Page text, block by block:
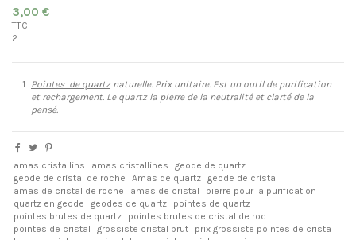
3,00 €
TTC
2
Pointes de quartznaturelle. Prix unitaire. Est un outil de purification
et rechargement. Le quartz la pierre de la neutralité et clarté de la
pensé.
amas cristallins amas cristallines
geode de quartz
geode de cristal de roche
Amas de quartz geode de cristal
amas de cristal de roche
amas de cristal
pierre pour la purification
quartz en geode
geodes de quartz
pointes de quartz
pointes brutes de quartz
pointes brutes de cristal de roc
pointes de cristal
grossiste cristal brut
prix grossiste pointes de crista